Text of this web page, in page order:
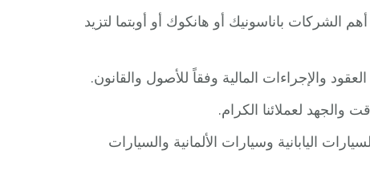
الشركات باناسونيك أو هانكوك أو أوبتما لتزيد
والإجراءات المالية وفقاً للأصول والقانون.
لعملائنا الكرام.
اليابانية وسيارات الألمانية والسيارات